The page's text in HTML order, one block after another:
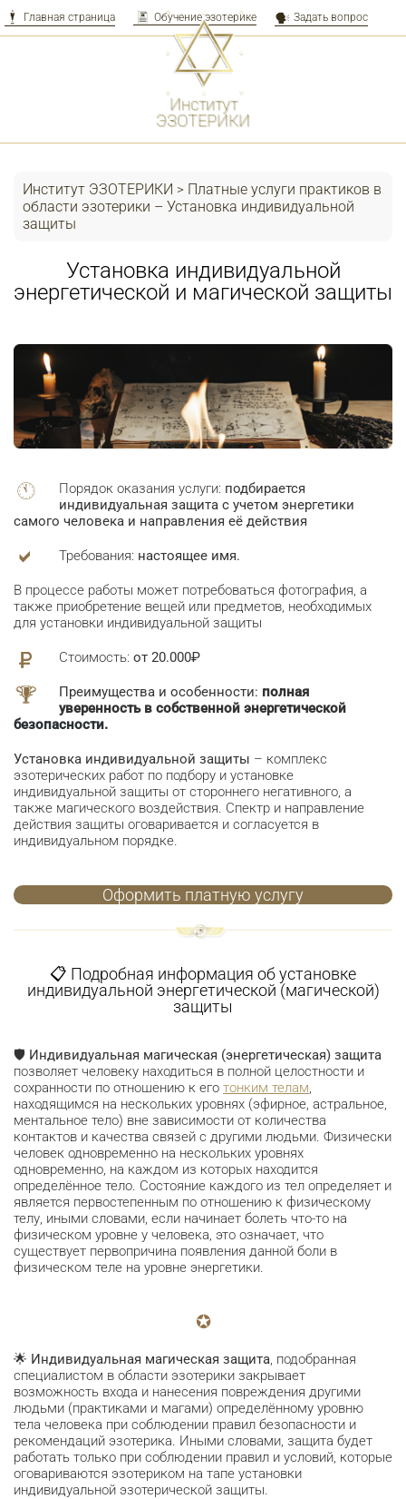
Главная страница Обучение эзотерике Задать вопрос
Институт
ЭЗОТЕРИКИ
Институт ЭЗОТЕРИКИ > Платные услуги практиков в
области эзотерики – Установка индивидуальной
защиты
Установка индивидуальной
энергетической и магической защиты
Порядок оказания услуги: подбирается
индивидуальная защита с учетом энергетики
самого человека и направления её действия
Требования: настоящее имя.
В процессе работы может потребоваться фотография, а
также приобретение вещей или предметов, необходимых
для установки индивидуальной защиты
Стоимость: от 20.000₽
Преимущества и особенности: полная
уверенность в собственной энергетической
безопасности.
Установка индивидуальной защиты – комплекс
эзотерических работ по подбору и установке
индивидуальной защиты от стороннего негативного, а
также магического воздействия. Спектр и направление
действия защиты оговаривается и согласуется в
индивидуальном порядке.
Оформить платную услугу
📋 Подробная информация об установке
индивидуальной энергетической (магической)
защиты
🛡 Индивидуальная магическая (энергетическая) защита
позволяет человеку находиться в полной целостности и
сохранности по отношению к его тонким телам,
находящимся на нескольких уровнях (эфирное, астральное,
ментальное тело) вне зависимости от количества
контактов и качества связей с другими людьми. Физически
человек одновременно на нескольких уровнях
одновременно, на каждом из которых находится
определённое тело. Состояние каждого из тел определяет и
является первостепенным по отношению к физическому
телу, иными словами, если начинает болеть что-то на
физическом уровне у человека, это означает, что
существует первопричина появления данной боли в
физическом теле на уровне энергетики.
🌟 Индивидуальная магическая защита, подобранная
специалистом в области эзотерики закрывает
возможность входа и нанесения повреждения другими
людьми (практиками и магами) определённому уровню
тела человека при соблюдении правил безопасности и
рекомендаций эзотерика. Иными словами, защита будет
работать только при соблюдении правил и условий, которые
оговариваются эзотериком на тапе установки
индивидуальной эзотерической защиты.